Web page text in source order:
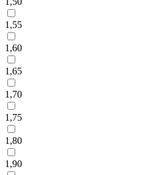
1,55
1,60
1,65
1,70
1,75
1,80
1,90